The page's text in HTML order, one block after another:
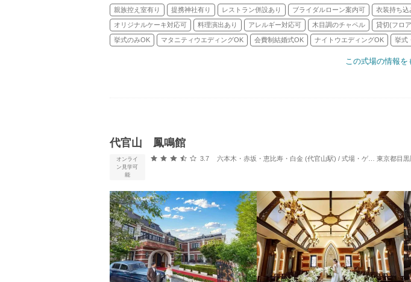
親族控え室有り 提携神社有り レストラン併設あり ブライダルローン案内可 衣装持ち込
オリジナルケーキ対応可 料理演出あり アレルギー対応可 木目調のチャペル 貸切(フロ
挙式のみOK マタニティウエディングOK 会費制結婚式OK ナイトウエディングOK 挙式
この式場の情報を
代官山 鳳鳴館
オンライ
ン見学可
能
口コミ評価
3.7 六本木・赤坂・恵比寿・白金 (代官山駅) / 式場・ゲストハウス 対
東京都目